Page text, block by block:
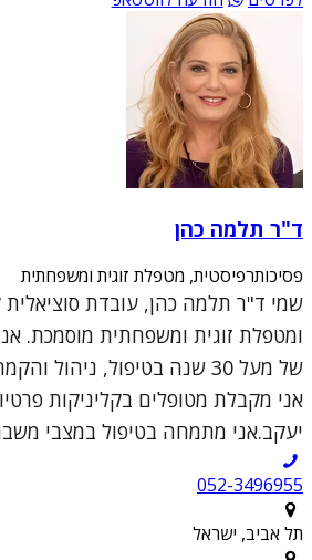
ד"ר תלמה כהן
פסיכותרפיסטית, מטפלת זוגית ומשפחתית
ומטפלת זוגית ומשפחתית מוסמכת.
של מעל 30 שנה בטיפול, ניהול
אני מקבלת מטופלים בקליניקות
יעקב.אני מתמחה בטיפול במצבי
052-3496955
תל אביב, ישראל